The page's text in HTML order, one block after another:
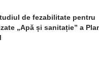
de fezabilitate pentru
„Apă și sanitație” a